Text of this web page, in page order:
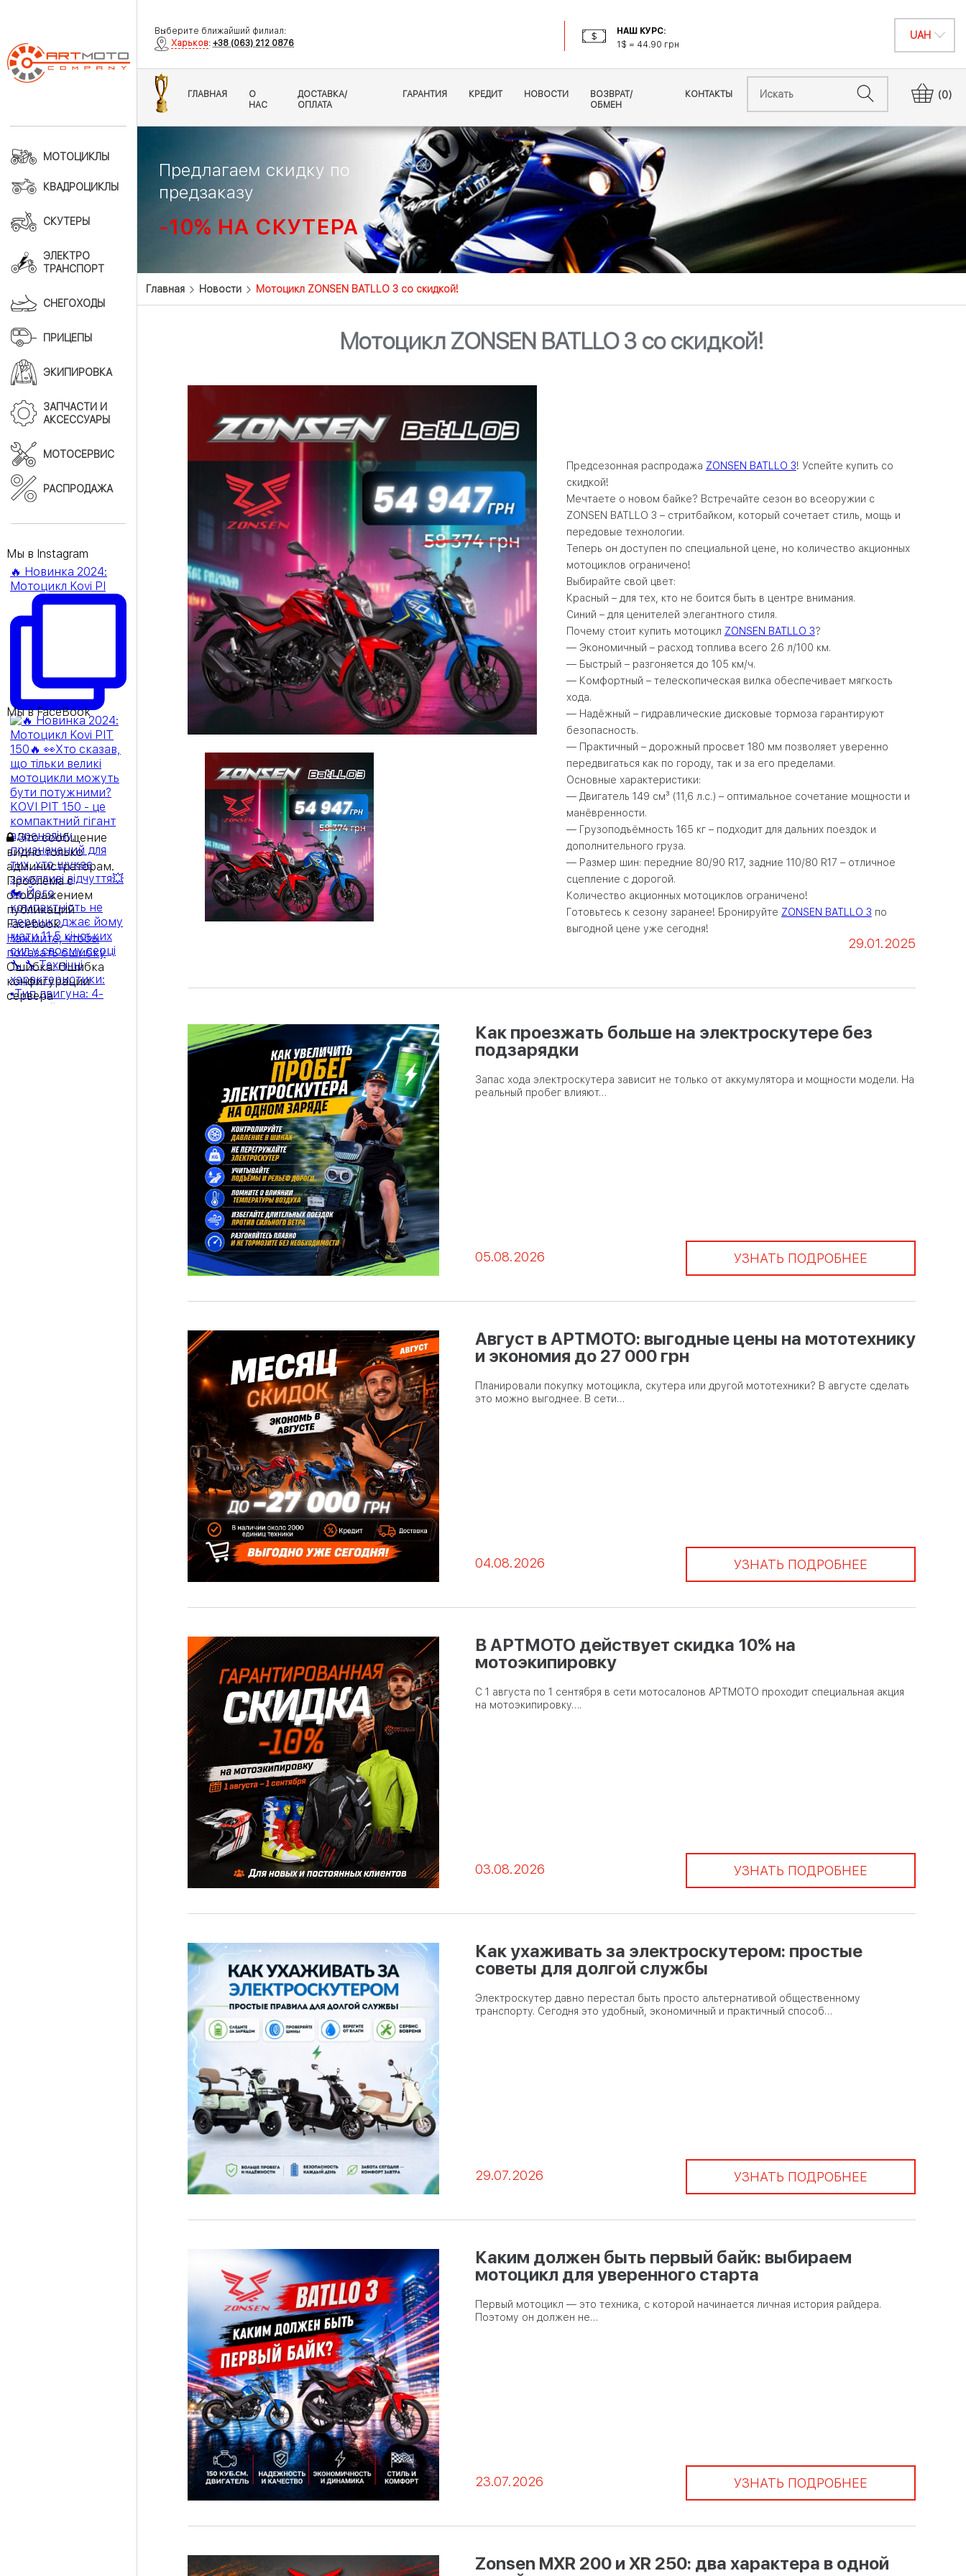
Выберите ближайший филиал:
Харьков: +38 (063) 212 0876
НАШ КУРС:
1$ = 44.90 грн
(0)
ГЛАВНАЯ
О
НАС
ДОСТАВКА/
ОПЛАТА
ГАРАНТИЯ КРЕДИТ НОВОСТИ
ВОЗВРАТ/
ОБМЕН
КОНТАКТЫ
МОТОЦИКЛЫ
КВАДРОЦИКЛЫ
СКУТЕРЫ
ЭЛЕКТРО
ТРАНСПОРТ
СНЕГОХОДЫ
ПРИЦЕПЫ
ЭКИПИРОВКА
ЗАПЧАСТИ И
АКСЕССУАРЫ
МОТОСЕРВИС
РАСПРОДАЖА
Мы в Instagram
🔥 Новинка 2024:
Мотоцикл Kovi PI
Мы в FaceBook
Это сообщение
видно только
администраторам.
Проблема с
отображением
публикаций
Facebook.
Нажмите, чтобы
показать ошибку
Ошибка:Ошибка
конфигурации
сервера
Предлагаем скидку по
предзаказу
-10% НА СКУТЕРА
Главная Новости Мотоцикл ZONSEN BATLLO 3 со скидкой!
Мотоцикл ZONSEN BATLLO 3 со скидкой!
Предсезонная распродажа ZONSEN BATLLO 3! Успейте купить со
скидкой!
Мечтаете о новом байке? Встречайте сезон во всеоружии с
ZONSEN BATLLO 3 – стритбайком, который сочетает стиль, мощь и
передовые технологии.
Теперь он доступен по специальной цене, но количество акционных
мотоциклов ограничено!
Выбирайте свой цвет:
Красный – для тех, кто не боится быть в центре внимания.
Синий – для ценителей элегантного стиля.
Почему стоит купить мотоцикл ZONSEN BATLLO 3?
— Экономичный – расход топлива всего 2.6 л/100 км.
— Быстрый – разгоняется до 105 км/ч.
— Комфортный – телескопическая вилка обеспечивает мягкость
хода.
— Надёжный – гидравлические дисковые тормоза гарантируют
безопасность.
— Практичный – дорожный просвет 180 мм позволяет уверенно
передвигаться как по городу, так и за его пределами.
Основные характеристики:
— Двигатель 149 см³ (11,6 л.с.) – оптимальное сочетание мощности и
манёвренности.
— Грузоподъёмность 165 кг – подходит для дальних поездок и
дополнительного груза.
— Размер шин: передние 80/90 R17, задние 110/80 R17 – отличное
сцепление с дорогой.
Количество акционных мотоциклов ограничено!
Готовьтесь к сезону заранее! Бронируйте ZONSEN BATLLO 3 по
выгодной цене уже сегодня!
29.01.2025
Как проезжать больше на электроскутере без
подзарядки
Запас хода электроскутера зависит не только от аккумулятора и мощности модели. На
реальный пробег влияют…
05.08.2026 УЗНАТЬ ПОДРОБНЕЕ
Август в АРТМОТО: выгодные цены на мототехнику
и экономия до 27 000 грн
Планировали покупку мотоцикла, скутера или другой мототехники? В августе сделать
это можно выгоднее. В сети…
04.08.2026 УЗНАТЬ ПОДРОБНЕЕ
В АРТМОТО действует скидка 10% на
мотоэкипировку
С 1 августа по 1 сентября в сети мотосалонов АРТМОТО проходит специальная акция
на мотоэкипировку….
03.08.2026 УЗНАТЬ ПОДРОБНЕЕ
Как ухаживать за электроскутером: простые
советы для долгой службы
Электроскутер давно перестал быть просто альтернативой общественному
транспорту. Сегодня это удобный, экономичный и практичный способ…
29.07.2026 УЗНАТЬ ПОДРОБНЕЕ
Каким должен быть первый байк: выбираем
мотоцикл для уверенного старта
Первый мотоцикл — это техника, с которой начинается личная история райдера.
Поэтому он должен не…
23.07.2026 УЗНАТЬ ПОДРОБНЕЕ
Zonsen MXR 200 и XR 250: два характера в одной